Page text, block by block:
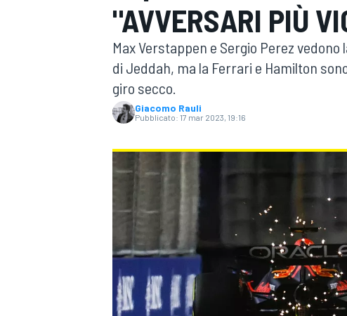
MOTOGP WEC
WRC
"AVVERSARI PIÙ
Max Verstappen e Sergio Perez
di Jeddah, ma la Ferrari e Hamilton
giro secco.
Giacomo Rauli
Pubblicato: 17 mar 2023, 19:16